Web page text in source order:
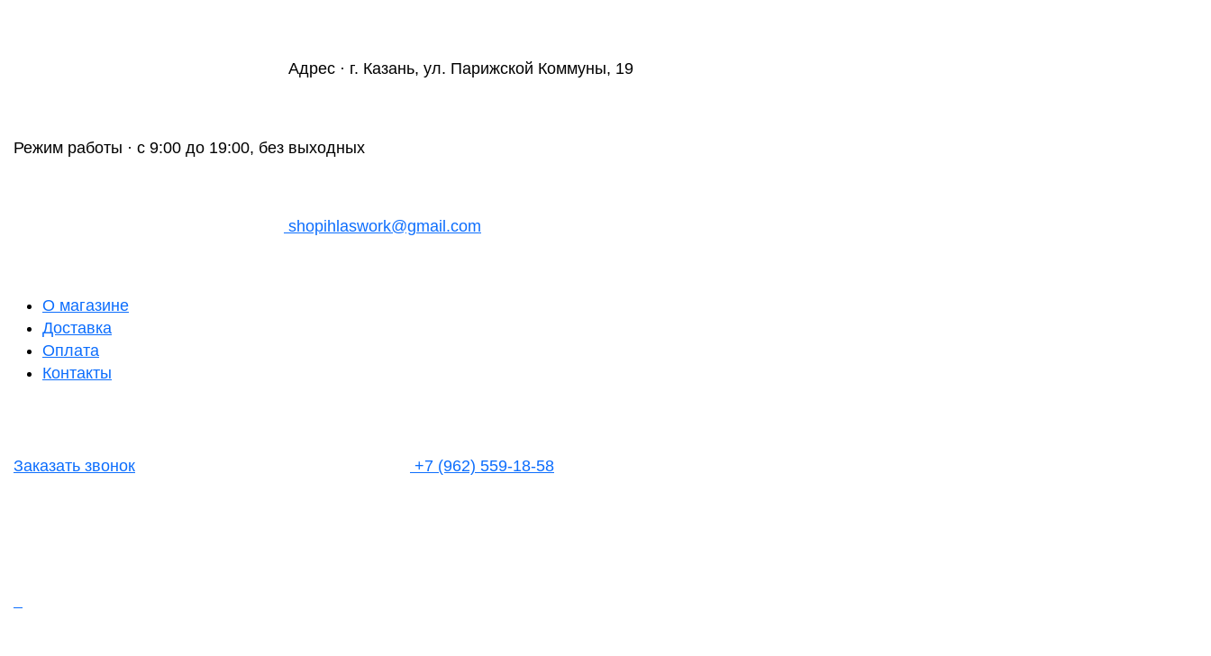
Адрес · г. Казань, ул. Парижской Коммуны, 19
Режим работы · с 9:00 до 19:00, без выходных
shopihlaswork@gmail.com
О магазине
Доставка
Оплата
Контакты
Заказать звонок +7 (962) 559-18-58